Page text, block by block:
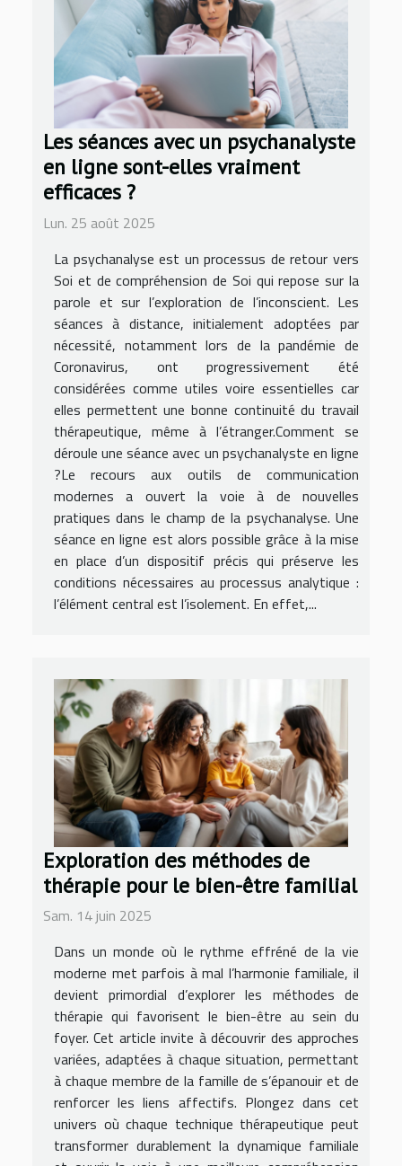
Les séances avec un psychanalyste
en ligne sont-elles vraiment
efficaces ?
Lun. 25 août 2025
La psychanalyse est un processus de retour vers
Soi et de compréhension de Soi qui repose sur la
parole et sur l’exploration de l’inconscient. Les
séances à distance, initialement adoptées par
nécessité, notamment lors de la pandémie de
Coronavirus, ont progressivement été
considérées comme utiles voire essentielles car
elles permettent une bonne continuité du travail
thérapeutique, même à l’étranger.Comment se
déroule une séance avec un psychanalyste en ligne
?Le recours aux outils de communication
modernes a ouvert la voie à de nouvelles
pratiques dans le champ de la psychanalyse. Une
séance en ligne est alors possible grâce à la mise
en place d’un dispositif précis qui préserve les
conditions nécessaires au processus analytique :
l’élément central est l’isolement. En effet,...
Exploration des méthodes de
thérapie pour le bien-être familial
Sam. 14 juin 2025
Dans un monde où le rythme effréné de la vie
moderne met parfois à mal l’harmonie familiale, il
devient primordial d’explorer les méthodes de
thérapie qui favorisent le bien-être au sein du
foyer. Cet article invite à découvrir des approches
variées, adaptées à chaque situation, permettant
à chaque membre de la famille de s’épanouir et de
renforcer les liens affectifs. Plongez dans cet
univers où chaque technique thérapeutique peut
transformer durablement la dynamique familiale